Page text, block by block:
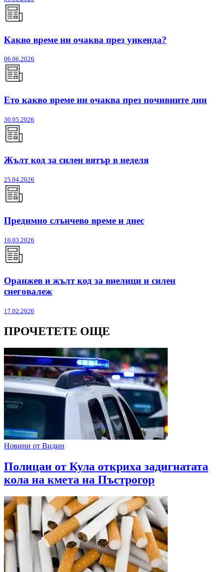
Какво време ни очаква през уикенда?
06.06.2026
Ето какво време ни очаква през почивните дни
30.05.2026
Жълт код за силен вятър в неделя
25.04.2026
Предимно слънчево време и днес
10.03.2026
Оранжев и жълт код за виелици и силен
снеговалеж
17.02.2026
ПРОЧЕТЕТЕ ОЩЕ
Новини от Видин
Полицаи от Кула откриха задигнатата
кола на кмета на Пъстрогор